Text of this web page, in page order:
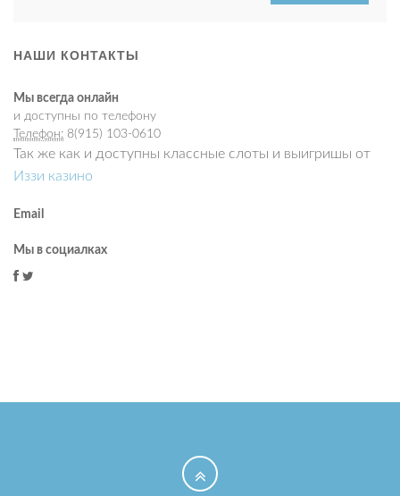
НАШИ КОНТАКТЫ
Мы всегда онлайн
и доступны по телефону
Телефон: 8(915) 103-0610
Так же как и доступны классные слоты и выигришы от
Иззи казино
Email
Мы в социалках